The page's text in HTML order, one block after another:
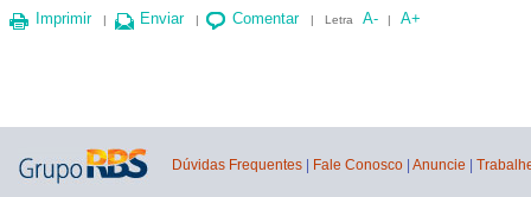
Imprimir | Enviar | Comentar | Letra A- | A+
Dúvidas Frequentes Fale Conosco Anuncie